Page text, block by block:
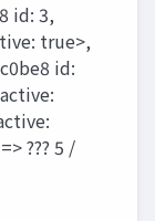
id: 3,
true>,
id:
??? 5 /